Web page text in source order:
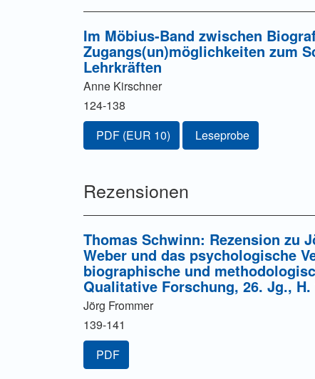
Im Möbius-Band zwischen
Zugangs(un)möglichkeiten zum
Lehrkräften
Anne Kirschner
124-138
Zugang für Abonnent/innen oder durch
PDF (EUR 10) Leseprobe
Rezensionen
Thomas Schwinn: Rezension zu
Weber und das psychologische
biographische und
Qualitative Forschung, 26. Jg., H.
Jörg Frommer
139-141
PDF